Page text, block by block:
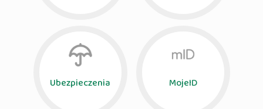
Ubezpieczenia MojeID